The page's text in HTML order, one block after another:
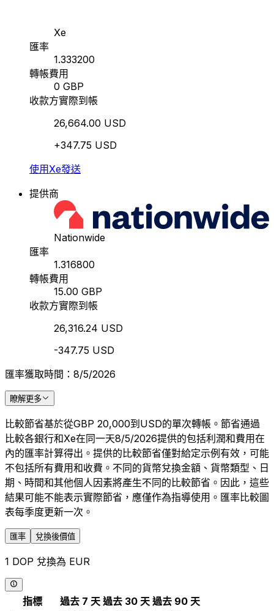
Xe
匯率
1.333200
轉帳費用
0 GBP
收款方實際到帳
26,664.00 USD
+347.75 USD
使用Xe發送
提供商
Nationwide
匯率
1.316800
轉帳費用
15.00 GBP
收款方實際到帳
26,316.24 USD
-347.75 USD
匯率獲取時間：8/5/2026
瞭解更多
比較節省基於從GBP 20,000到USD的單次轉帳。節省通過
比較各銀行和Xe在同一天8/5/2026提供的包括利潤和費用在
內的匯率計算得出。提供的比較節省僅對給定示例有效，可能
不包括所有費用和收費。不同的貨幣兌換金額、貨幣類型、日
期、時間和其他個人因素將產生不同的比較節省。因此，這些
結果可能不能表示實際節省，應僅作為指導使用。匯率比較圖
表每季度更新一次。
匯率 兌換後價值
1 DOP 兌換為 EUR
指標 過去 7 天 過去 30 天 過去 90 天